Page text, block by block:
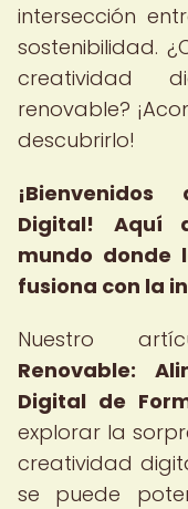
intersección
sostenibilidad.
creatividad
renovable?
descubrirlo!
Digital!
Aquí
mundo donde
fusiona con la
Nuestro
Renovable:
Digital de
explorar la
creatividad
se puede